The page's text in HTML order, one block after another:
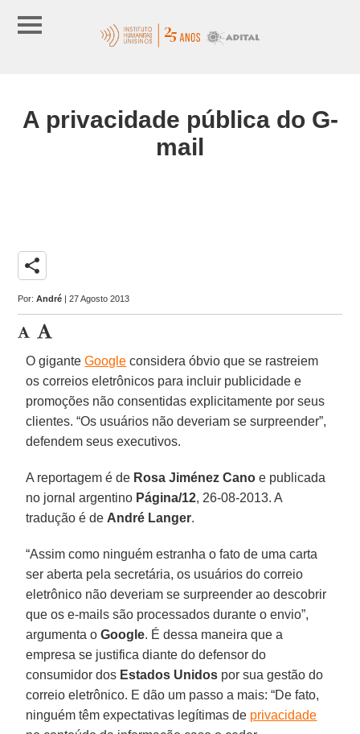
A privacidade pública do G-
mail
share
Por:André | 27 Agosto 2013
O giganteGoogle considera óbvio que se rastreiem
os correios eletrônicos para incluir publicidade e
promoções não consentidas explicitamente por seus
clientes. “Os usuários não deveriam se surpreender”,
defendem seus executivos.
A reportagem é de Rosa Jiménez Cano e publicada
no jornal argentino Página/12, 26-08-2013. A
tradução é de André Langer.
“Assim como ninguém estranha o fato de uma carta
ser aberta pela secretária, os usuários do correio
eletrônico não deveriam se surpreender ao descobrir
que os e-mails são processados durante o envio”,
argumenta oGoogle. É dessa maneira que a
empresa se justifica diante do defensor do
consumidor dos Estados Unidos por sua gestão do
correio eletrônico. E dão um passo a mais: “De fato,
ninguém têm expectativas legítimas de privacidade